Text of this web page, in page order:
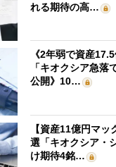
れる期待の高…
《2年弱で資産
「キオクシア急落
公開》10…
【資産11億円マ
選「キオクシア・
け期待4銘…